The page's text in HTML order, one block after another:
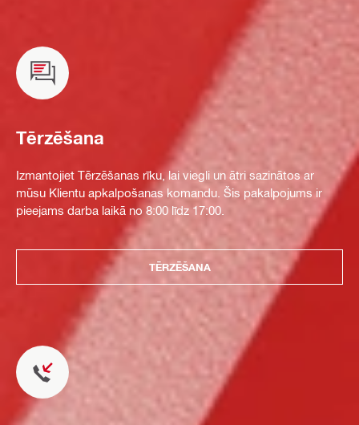
Tērzēšana
Izmantojiet Tērzēšanas rīku, lai viegli un ātri sazinātos ar
mūsu Klientu apkalpošanas komandu. Šis pakalpojums ir
pieejams darba laikā no 8:00 līdz 17:00.
TĒRZĒŠANA